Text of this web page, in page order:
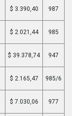
$ 3.390,40 987
$ 2.021,44 985
$ 39.378,74 947
$ 2.165,47 985/6
$ 7.030,06 977